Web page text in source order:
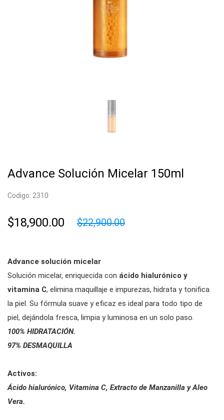
Advance Solución Micelar 150ml
Codigo: 2310
$18,900.00 $22,900.00
Advance solución micelar
Solución micelar, enriquecida con ácido hialurónico y
vitamina C, elimina maquillaje e impurezas, hidrata y tonifica
la piel. Su fórmula suave y eficaz es ideal para todo tipo de
piel, dejándola fresca, limpia y luminosa en un solo paso.
100% HIDRATACIÓN.
97% DESMAQUILLA
Activos:
Ácido hialurónico, Vitamina C, Extracto de Manzanilla y Aleo
Vera.